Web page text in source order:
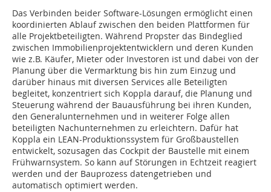
Das Verbinden beider Software-Lösungen ermöglicht einen
koordinierten Ablauf zwischen den beiden Plattformen für
alle Projektbeteiligten. Während Propster das Bindeglied
zwischen Immobilienprojektentwicklern und deren Kunden
wie z.B. Käufer, Mieter oder Investoren ist und dabei von der
Planung über die Vermarktung bis hin zum Einzug und
darüber hinaus mit diversen Services alle Beteiligten
begleitet, konzentriert sich Koppla darauf, die Planung und
Steuerung während der Bauausführung bei ihren Kunden,
den Generalunternehmen und in weiterer Folge allen
beteiligten Nachunternehmen zu erleichtern. Dafür hat
Koppla ein LEAN-Produktionssystem für Großbaustellen
entwickelt, sozusagen das Cockpit der Baustelle mit einem
Frühwarnsystem. So kann auf Störungen in Echtzeit reagiert
werden und der Bauprozess datengetrieben und
automatisch optimiert werden.